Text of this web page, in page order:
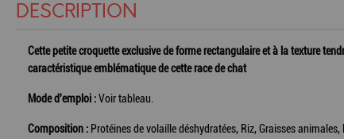
DESCRIPTION
Cette petite croquette exclusive de forme rectangulaire et à la texture
caractéristique emblématique de cette race de chat
Mode d'emploi :Voir tableau.
Composition : Protéines de volaille déshydratées, Riz, Graisses